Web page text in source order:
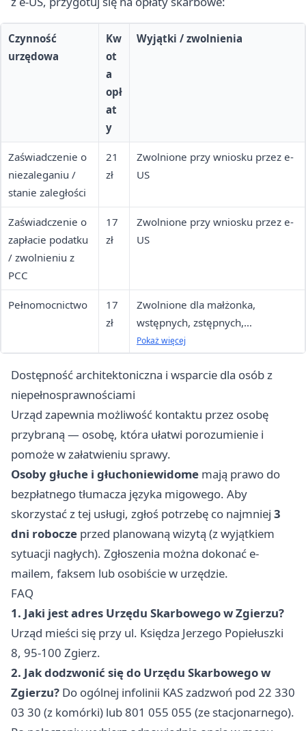
Czynność
urzędowa
Kw
ot
a
opł
at
y
Wyjątki / zwolnienia
Zaświadczenie o
niezaleganiu /
stanie zaległości
21
zł
Zwolnione przy wniosku przez e-
US
Zaświadczenie o
zapłacie podatku
/ zwolnieniu z
PCC
17
zł
Zwolnione przy wniosku przez e-
US
Pełnomocnictwo
17
zł
Zwolnione dla małżonka,
wstępnych, zstępnych,
rodzeństwa; zwolnione przy
wniosku przez e-US
Pokaż więcej
Dostępność architektoniczna i wsparcie dla osób z
niepełnosprawnościami
Urząd zapewnia możliwość kontaktu przez osobę
przybraną — osobę, która ułatwi porozumienie i
pomoże w załatwieniu sprawy.
Osoby głuche i głuchoniewidome mają prawo do
bezpłatnego tłumacza języka migowego. Aby
skorzystać z tej usługi, zgłoś potrzebę co najmniej 3
dni robocze przed planowaną wizytą (z wyjątkiem
sytuacji nagłych). Zgłoszenia można dokonać e-
mailem, faksem lub osobiście w urzędzie.
FAQ
1. Jaki jest adres Urzędu Skarbowego w Zgierzu?
Urząd mieści się przy ul. Księdza Jerzego Popiełuszki
8, 95-100 Zgierz.
2. Jak dodzwonić się do Urzędu Skarbowego w
Zgierzu? Do ogólnej infolinii KAS zadzwoń pod 22 330
03 30 (z komórki) lub 801 055 055 (ze stacjonarnego).